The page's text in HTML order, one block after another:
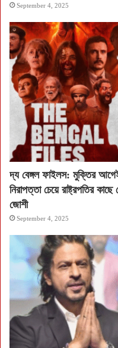
September 4, 2025
দ্য বেঙ্গল ফাইলস: মুক্তির আগেই
নিরাপত্তা চেয়ে রাষ্ট্রপতির
জোশী
September 4, 2025